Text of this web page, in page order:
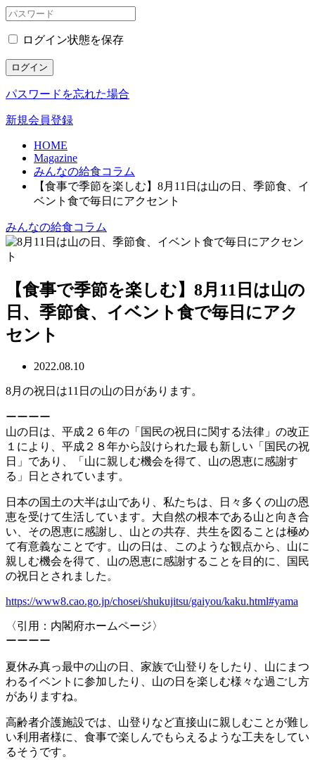
ログイン状態を保存
ログイン
パスワードを忘れた場合
新規会員登録
HOME
Magazine
みんなの給食コラム
【食事で季節を楽しむ】8月11日は山の日、季節食、イ
ベント食で毎日にアクセント
みんなの給食コラム
【食事で季節を楽しむ】8月11日は山の
日、季節食、イベント食で毎日にアク
セント
2022.08.10
8月の祝日は11日の山の日があります。
ーーーー
山の日は、平成２６年の「国民の祝日に関する法律」の改正
１により、平成２８年から設けられた最も新しい「国民の祝
日」であり、「山に親しむ機会を得て、山の恩恵に感謝す
る」日とされています。
日本の国土の大半は山であり、私たちは、日々多くの山の恩
恵を受けて生活しています。大自然の根本である山と向き合
い、その恩恵に感謝し、山との共存、共生を図ることは極め
て有意義なことです。山の日は、このような観点から、山に
親しむ機会を得て、山の恩恵に感謝することを目的に、国民
の祝日とされました。
https://www8.cao.go.jp/chosei/shukujitsu/gaiyou/kaku.html#yama
〈引用：内閣府ホームページ〉
ーーーー
夏休み真っ最中の山の日、家族で山登りをしたり、山にまつ
わるイベントに参加したり、山の日を楽しむ様々な過ごし方
がありますね。
高齢者介護施設では、山登りなど直接山に親しむことが難し
い利用者様に、食事で楽しんでもらえるような工夫をしてい
るそうです。